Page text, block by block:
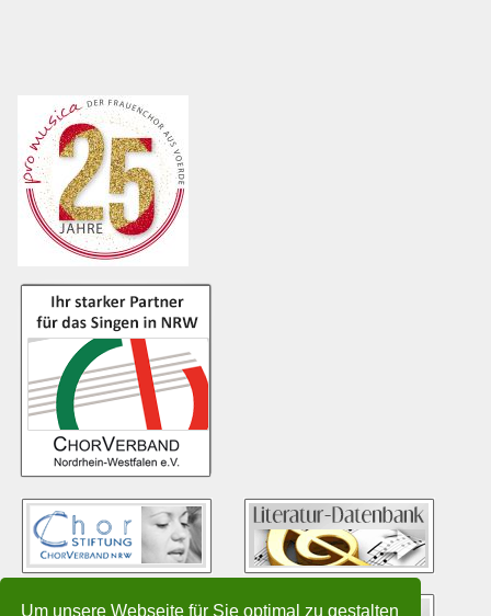
Um unsere Webseite für Sie optimal zu gestalten